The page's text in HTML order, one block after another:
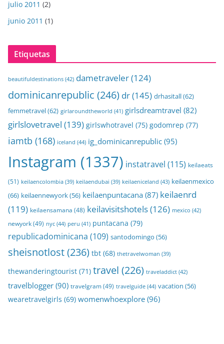
julio 2011 (2)
junio 2011 (1)
Etiquetas
beautifuldestinations (42) dametraveler(124)
dominicanrepublic (246) dr(145) drhasitall(62)
femmetravel(62) girlaroundtheworld (41) girlsdreamtravel (82)
girlslovetravel (139) girlswhotravel (75) godomrep (77)
iamtb (168) iceland (44) ig_dominicanrepublic (95)
Instagram (1337) instatravel (115) keilaeats
(51) keilaencolombia (39) keilaendubai (39) keilaeniceland (43) keilaenmexico
(66) keilaennewyork(56) keilaenpuntacana (87) keilaenrd
(119) keilaensamana (48) keilavisitshotels(126) mexico (42)
newyork(49) nyc (44) peru (41) puntacana (79)
republicadominicana (109) santodomingo (56)
sheisnotlost(236) tbt (68) thetravelwoman (39)
thewanderingtourist (71) travel (226) traveladdict (42)
travelblogger (90) travelgram(49) travelguide (44) vacation (56)
wearetravelgirls (69) womenwhoexplore(96)